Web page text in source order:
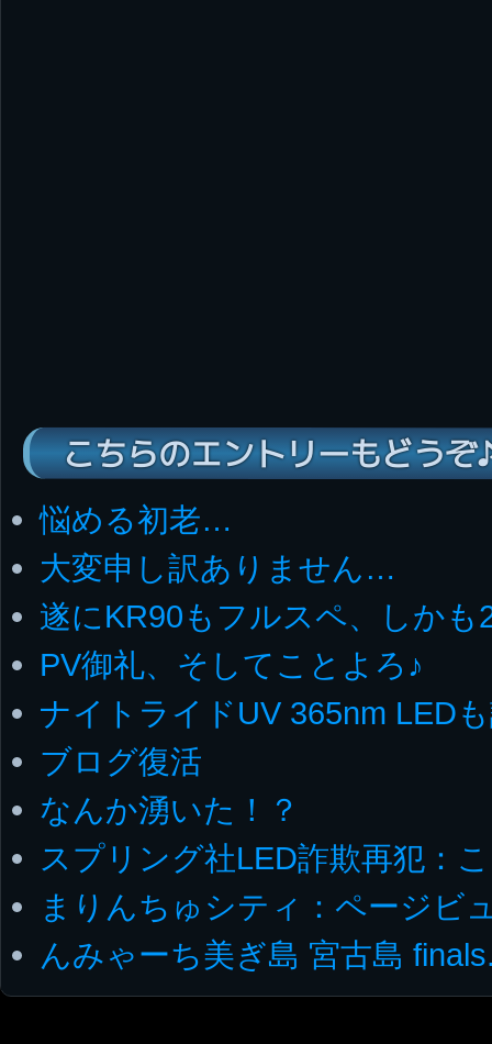
こちらのエントリーもどうぞ
悩める初老…
大変申し訳ありません…
遂にKR90もフルスペ、しかも
PV御礼、そしてことよろ♪
ナイトライドUV 365nm LED
ブログ復活
なんか湧いた！？
スプリング社LED詐欺再犯：
まりんちゅシティ：ページビ
んみゃーち美ぎ島 宮古島